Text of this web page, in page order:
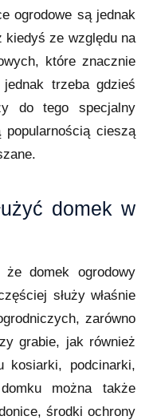
ogrodowe są jednak
kiedyś ze względu na
które znacznie
trzeba gdzieś
do tego specjalny
cieszą
domek w
domek ogrodowy
służy właśnie
zarówno
grabie, jak również
kosiarki, podcinarki,
można także
środki ochrony